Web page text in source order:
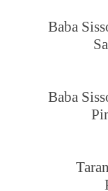
Baba
Baba